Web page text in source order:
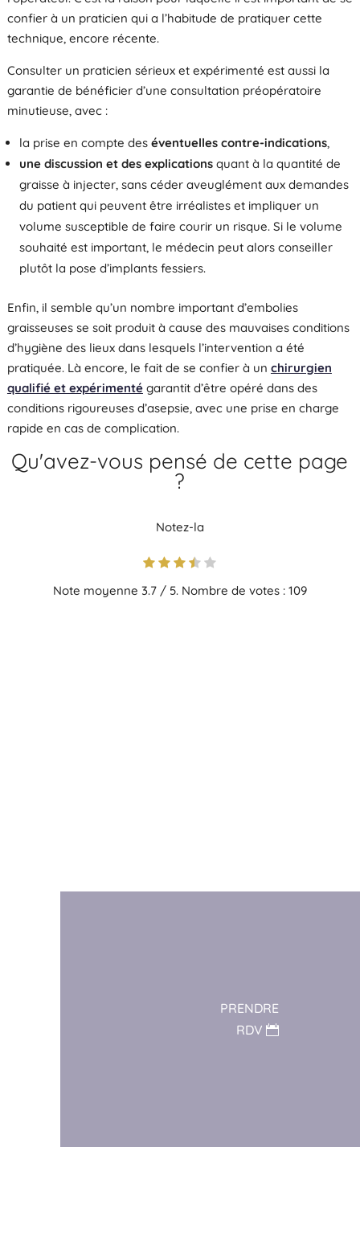
confier à un praticien qui a l’habitude de pratiquer cette
technique, encore récente.
Consulter un praticien sérieux et expérimenté est aussi la
garantie de bénéficier d’une consultation préopératoire
minutieuse, avec :
la prise en compte des éventuelles contre-indications,
une discussion et des explicationsquant à la quantité de
graisse à injecter, sans céder aveuglément aux demandes
du patient qui peuvent être irréalistes et impliquer un
volume susceptible de faire courir un risque. Si le volume
souhaité est important, le médecin peut alors conseiller
plutôt la pose d’implants fessiers.
Enfin, il semble qu’un nombre important d’embolies
graisseuses se soit produit à cause des mauvaises conditions
d’hygiène des lieux dans lesquels l’intervention a été
pratiquée. Là encore, le fait de se confier à un chirurgien
qualifié et expérimentégarantit d’être opéré dans des
conditions rigoureuses d’asepsie, avec une prise en charge
rapide en cas de complication.
Qu'avez-vous pensé de cette page
?
Notez-la
Note moyenne 3.7/ 5. Nombre de votes : 109
PRENDRE
RDV